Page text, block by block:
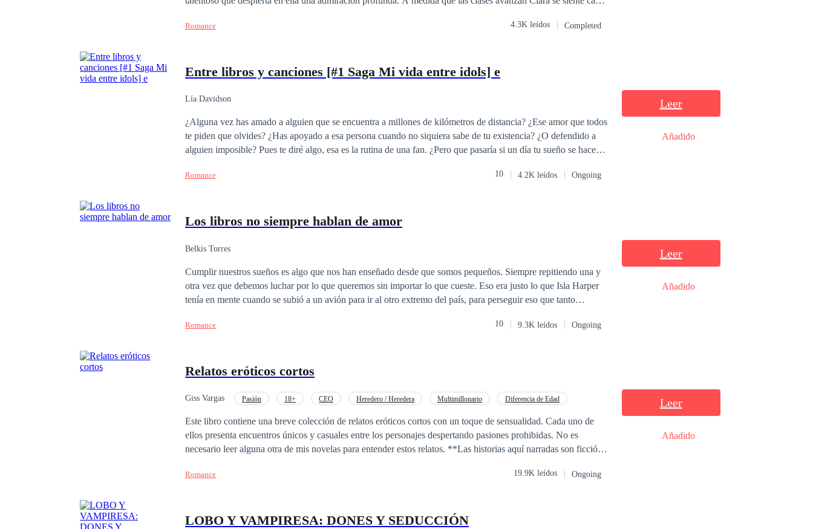
Romance 4.3K leídos Completed
Entre libros y canciones [#1 Saga Mi vida entre idols] e
Lía Davidson
¿Alguna vez has amado a alguien que se encuentra a millones de kilómetros de distancia? ¿Ese amor que todos
te piden que olvides? ¿Has apoyado a esa persona cuando no siquiera sabe de tu existencia? ¿O defendido a
alguien imposible? Pues te diré algo, esa es la rutina de una fan. ¿Pero que pasaría si un día tu sueño se hace
mejor renunciar a todo.
Romance 10 4.2K leídos Ongoing
Leer
Añadido
Los libros no siempre hablan de amor
Belkis Torres
Cumplir nuestros sueños es algo que nos han enseñado desde que somos pequeños. Siempre repitiendo una y
otra vez que debemos luchar por lo que queremos sin importar lo que cueste. Eso era justo lo que Isla Harper
tenía en mente cuando se subió a un avión para ir al otro extremo del país, para perseguir eso que tanto
vendrían muchas cosas más, nuevas amistades, nuevos gustos, pero sobre todo, algo sobre lo que solamente
Romance 10 9.3K leídos Ongoing
Leer
Añadido
Relatos eróticos cortos
Giss Vargas Pasión 18+ CEO Heredero / Heredera Multimillonario
Diferencia de Edad
Este libro contiene una breve colección de relatos eróticos cortos con un toque de sensualidad. Cada uno de
ellos presenta encuentros únicos y casuales entre los personajes despertando pasiones prohibidas. No es
necesario leer alguna otra de mis novelas para entender estos relatos. **Las historias aquí narradas son ficción
Romance 19.9K leídos Ongoing
Leer
Añadido
LOBO Y VAMPIRESA: DONES Y SEDUCCIÓN